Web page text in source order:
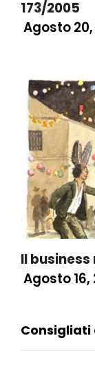
173/2005
Agosto
Il
Agosto 16,